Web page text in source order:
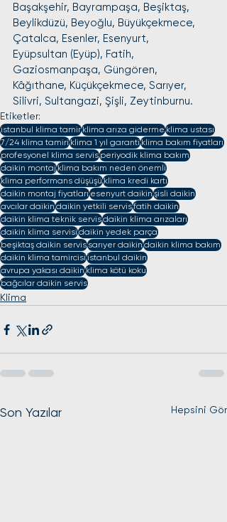
Başakşehir, Bayrampaşa, Beşiktaş,
Beylikdüzü, Beyoğlu, Büyükçekmece,
Çatalca, Esenler, Esenyurt,
Eyüpsultan (Eyüp), Fatih,
Gaziosmanpaşa, Güngören,
Kâğıthane, Küçükçekmece, Sarıyer,
Silivri, Sultangazi, Şişli, Zeytinburnu.
Etiketler:
istanbul klima tamirklima arıza gidermeklima ustası
7/24 klima tamiriklima 1 yıl garantiklima bakım fiyatları
profesyonel klima servisperiyodik klima bakım
daikin montajklima bakım neden önemli
klima performans düşüşüklima kredi kartı
daikin montaj fiyatlarıesenyurt daikinşisli daikin
avcılar daikindaikin yetkili servisfatih daikin
daikin klima teknik servisdaikin klima arızaları
daikin klima servisidaikin yedek parça
beşiktaş daikin servissarıyer daikindaikin klima bakım
daikin klima tamircisiistanbul daikin
avrupa yakası daikinklima kötü koku
bağcılar daikin servis
Klima
Son Yazılar Hepsini Gör